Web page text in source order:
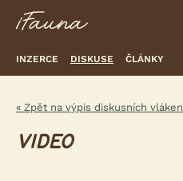
INZERCE DISKUSE ČLÁNKY
« Zpět na výpis diskusních vláken
VIDEO